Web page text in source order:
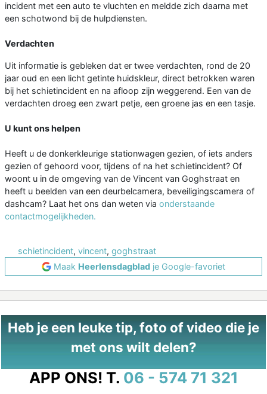
incident met een auto te vluchten en meldde zich daarna met
een schotwond bij de hulpdiensten.
Verdachten
Uit informatie is gebleken dat er twee verdachten, rond de 20
jaar oud en een licht getinte huidskleur, direct betrokken waren
bij het schietincident en na afloop zijn weggerend. Een van de
verdachten droeg een zwart petje, een groene jas en een tasje.
U kunt ons helpen
Heeft u de donkerkleurige stationwagen gezien, of iets anders
gezien of gehoord voor, tijdens of na het schietincident? Of
woont u in de omgeving van de Vincent van Goghstraat en
heeft u beelden van een deurbelcamera, beveiligingscamera of
dashcam? Laat het ons dan weten via onderstaande
contactmogelijkheden.
schietincident, vincent, goghstraat
Maak Heerlensdagblad je Google-favoriet
Heb je een leuke tip, foto of video die je
met ons wilt delen?
APP ONS! T. 06 - 574 71 321